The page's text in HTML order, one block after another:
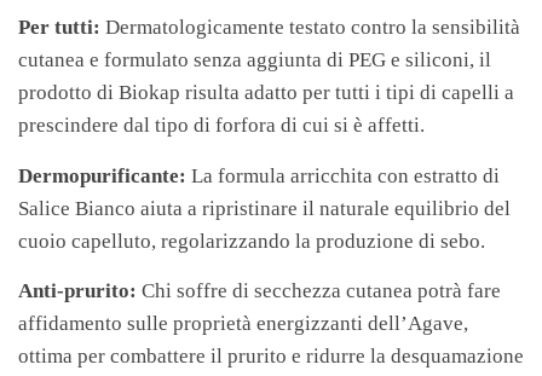
Per tutti: Dermatologicamente testato contro la sensibilità
cutanea e formulato senza aggiunta di PEG e siliconi, il
prodotto di Biokap risulta adatto per tutti i tipi di capelli a
prescindere dal tipo di forfora di cui si è affetti.
Dermopurificante: La formula arricchita con estratto di
Salice Bianco aiuta a ripristinare il naturale equilibrio del
cuoio capelluto, regolarizzando la produzione di sebo.
Anti-prurito: Chi soffre di secchezza cutanea potrà fare
affidamento sulle proprietà energizzanti dell’Agave,
ottima per combattere il prurito e ridurre la desquamazione